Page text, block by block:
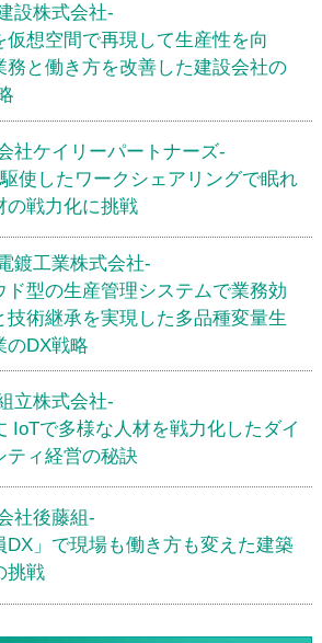
設株式会社-
仮想空間で再現して生産性を向
と働き方を改善した建設会社の
社ケイリーパートナーズ-
使したワークシェアリングで眠れ
の戦力化に挑戦
鍍工業株式会社-
ド型の生産管理システムで業務効
技術継承を実現した多品種変量生
のDX戦略
立株式会社-
IoTで多様な人材を戦力化したダイ
ティ経営の秘訣
社後藤組-
DX」で現場も働き方も変えた建築
挑戦